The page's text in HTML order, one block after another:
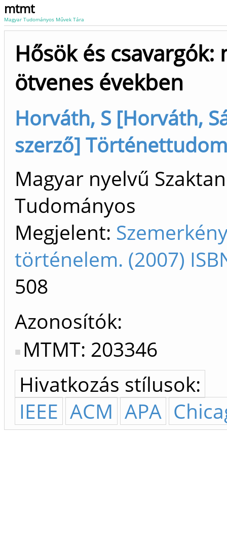
mtmt
Magyar Tudományos Művek Tára
Hősök és
ötvenes években
Horváth, S [Horváth,
szerző]
Magyar nyelvű
Tudományos
Megjelent:
történelem. (2007)
508
Azonosítók
MTMT: 203346
Hivatkozás stílusok:
IEEE ACM APA